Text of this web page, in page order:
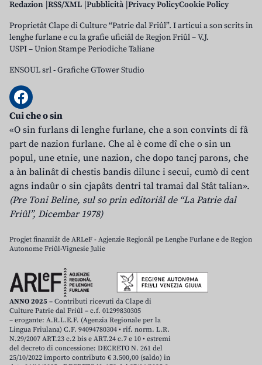
Redazion RSS/XML Pubblicità Privacy PolicyCookie Policy
Proprietât Clape di Culture “Patrie dal Friûl”. I articui a son scrits in
lenghe furlane e cu la grafie uficiâl de Regjon Friûl – V.J.
USPI – Union Stampe Periodiche Taliane
ENSOUL srl-Grafiche GTower Studio
Cui che o sin
«O sin furlans di lenghe furlane, che a son convints di fâ
part de nazion furlane. Che al è come dî che o sin un
popul, une etnie, une nazion, che dopo tancj parons, che
a àn balinât di chestis bandis dilunc i secui, cumò di cent
agns indaûr o sin cjapâts dentri tal tramai dal Stât talian».
(Pre Toni Beline, sul so prin editoriâl de “La Patrie dal
Friûl”, Dicembar 1978)
Progjet finanziât de ARLeF - Agjenzie Regjonâl pe Lenghe Furlane e de Regjon
Autonome Friûl-Vignesie Julie
ANNO 2025 – Contributi ricevuti da Clape di
Culture Patrie dal Friûl – c.f. 01299830305
– erogante: A.R.L.E.F. (Agenzia Regionale per la
Lingua Friulana) C.F. 94094780304 • rif. norm. L.R.
N.29/2007 ART.23 c.2 bis e ART.24 c.7 e 10 • estremi
del decreto di concessione: DECRETO N. 261 del
25/10/2022 importo contributo € 3.500,00 (saldo) in